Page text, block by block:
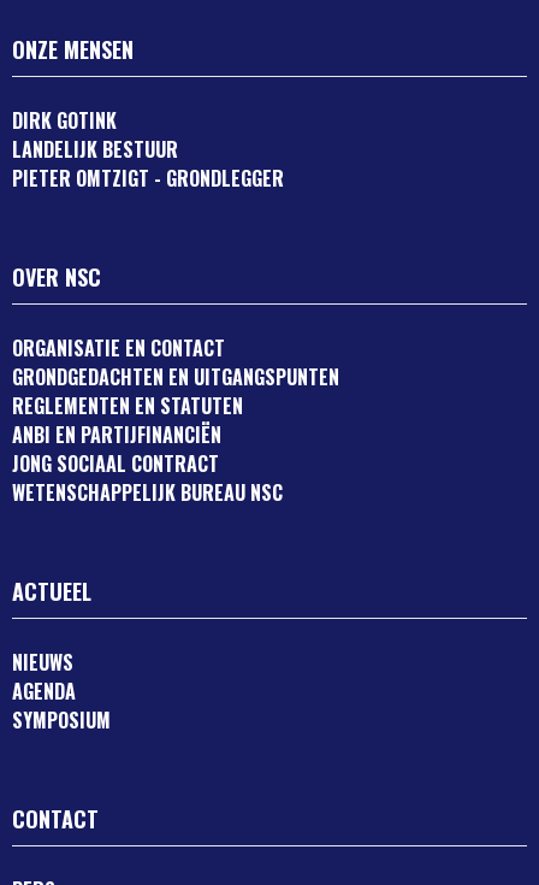
ONZE MENSEN
DIRK GOTINK
LANDELIJK BESTUUR
PIETER OMTZIGT - GRONDLEGGER
OVER NSC
ORGANISATIE EN CONTACT
GRONDGEDACHTEN EN UITGANGSPUNTEN
REGLEMENTEN EN STATUTEN
ANBI EN PARTIJFINANCIËN
JONG SOCIAAL CONTRACT
WETENSCHAPPELIJK BUREAU NSC
ACTUEEL
NIEUWS
AGENDA
SYMPOSIUM
CONTACT